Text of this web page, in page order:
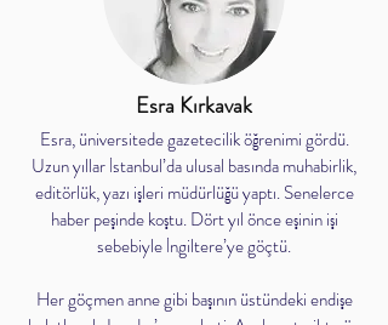
Esra Kırkavak
Esra, üniversitede gazetecilik öğrenimi gördü.
Uzun yıllar İstanbul’da ulusal basında muhabirlik,
editörlük, yazı işleri müdürlüğü yaptı. Senelerce
haber peşinde koştu. Dört yıl önce eşinin işi
sebebiyle İngiltere’ye göçtü.
Her göçmen anne gibi başının üstündeki endişe